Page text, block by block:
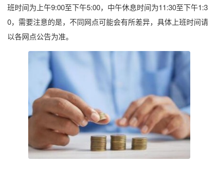
班时间为上午9:00至下午5:00，中午休息时间为11:30至下午1:3
0，需要注意的是，不同网点可能会有所差异，具体上班时间请
以各网点公告为准。